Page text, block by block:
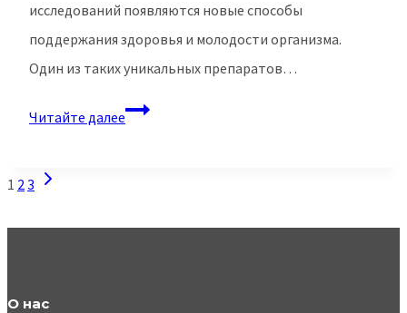
исследований появляются новые способы
поддержания здоровья и молодости организма.
Один из таких уникальных препаратов…
Читайте далееИоны
к
Навигация
1 23 Следующая
О нас